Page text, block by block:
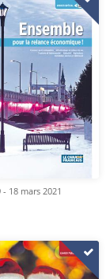
- 18 mars 2021